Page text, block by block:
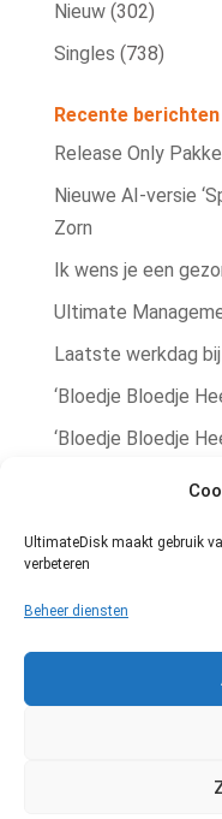
UltimateDisk maakt gebruik
verbeteren
Beheer diensten
Nieuw (302)
Singles (738)
Recente berichten
Release Only
Nieuwe AI‑versie
Zorn
Ik wens je een
Ultimate
Laatste werkdag
‘Bloedje Bloedje
‘Bloedje Bloedje
Rob Zorn single
zomerhit te pakken!
Een goed gesprek